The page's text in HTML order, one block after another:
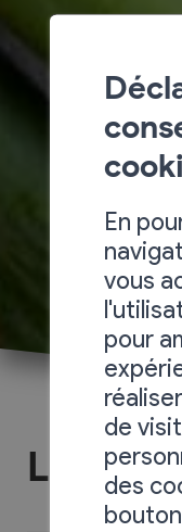
La
En
vous
pour
de
des